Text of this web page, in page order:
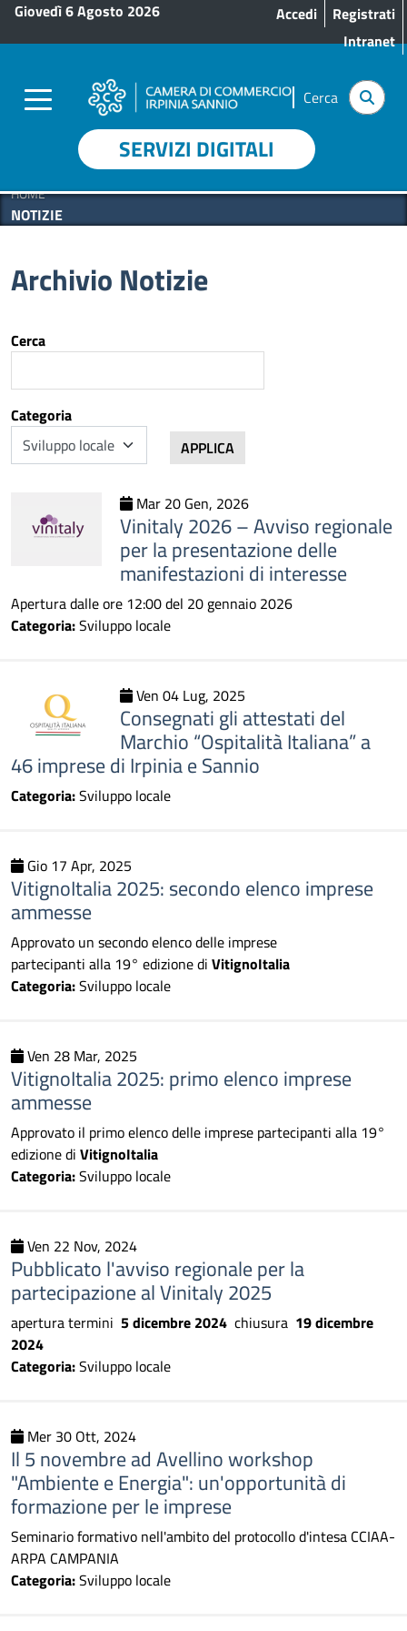
Salta al contenuto principale
Giovedì 6 Agosto 2026 Menu profilo utente
Accedi
Registrati
Intranet
Cerca
SERVIZI DIGITALI
HOME
NOTIZIE
Archivio Notizie
Cerca
Categoria
APPLICA
Mar 20 Gen, 2026
Vinitaly 2026 – Avviso regionale
per la presentazione delle
manifestazioni di interesse
Apertura dalle ore 12:00 del 20 gennaio 2026
Categoria:Sviluppo locale
Ven 04 Lug, 2025
Consegnati gli attestati del
Marchio “Ospitalità Italiana” a
46 imprese di Irpinia e Sannio
Categoria:Sviluppo locale
Gio 17 Apr, 2025
VitignoItalia 2025: secondo elenco imprese
ammesse
Approvato un secondo elenco delle imprese
partecipanti alla 19° edizione di VitignoItalia
Categoria:Sviluppo locale
Ven 28 Mar, 2025
VitignoItalia 2025: primo elenco imprese
ammesse
Approvato il primo elenco delle imprese partecipanti alla 19°
edizione di VitignoItalia
Categoria:Sviluppo locale
Ven 22 Nov, 2024
Pubblicato l'avviso regionale per la
partecipazione al Vinitaly 2025
apertura termini 5 dicembre 2024 chiusura 19 dicembre
2024
Categoria:Sviluppo locale
Mer 30 Ott, 2024
Il 5 novembre ad Avellino workshop
"Ambiente e Energia": un'opportunità di
formazione per le imprese
Seminario formativo nell'ambito del protocollo d'intesa CCIAA-
ARPA CAMPANIA
Categoria:Sviluppo locale